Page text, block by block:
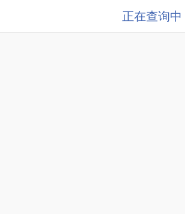
正在查询中